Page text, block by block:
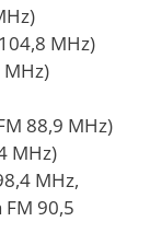
MHz)
MHz)
88,9 MHz)
MHz)
MHz,
FM 90,5